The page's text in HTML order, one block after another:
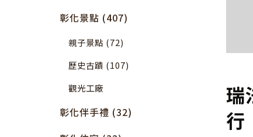
彰化景點 (407)
親子景點 (72)
歷史古蹟 (107)
觀光工廠
彰化伴手禮 (32)
瑞
行